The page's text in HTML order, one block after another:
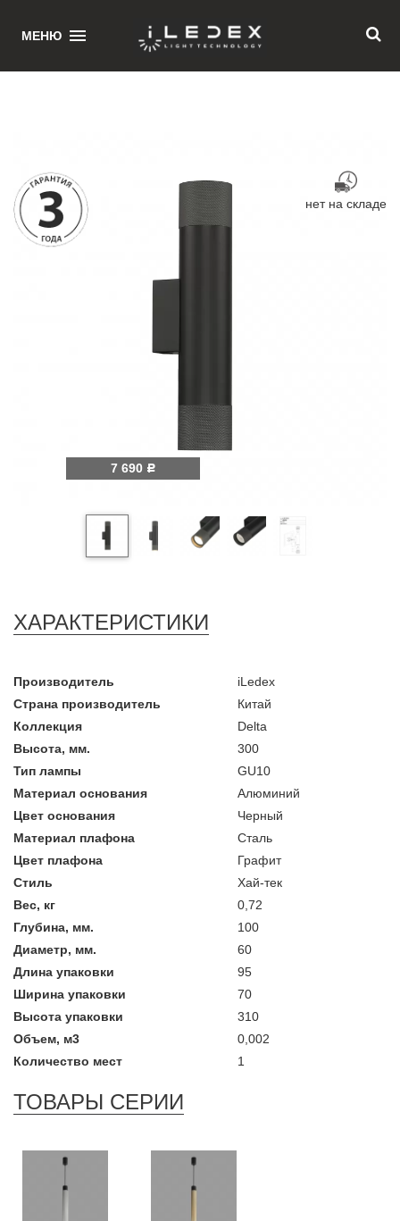
МЕНЮ
нет на складе
7 690 Р
ХАРАКТЕРИСТИКИ
Производитель
iLedex
Страна производитель
Китай
Коллекция
Delta
Высота, мм.
300
Тип лампы
GU10
Материал основания
Алюминий
Цвет основания
Черный
Материал плафона
Сталь
Цвет плафона
Графит
Стиль
Хай-тек
Вес, кг
0,72
Глубина, мм.
100
Диаметр, мм.
60
Длина упаковки
95
Ширина упаковки
70
Высота упаковки
310
Объем, м3
0,002
Количество мест
1
ТОВАРЫ СЕРИИ